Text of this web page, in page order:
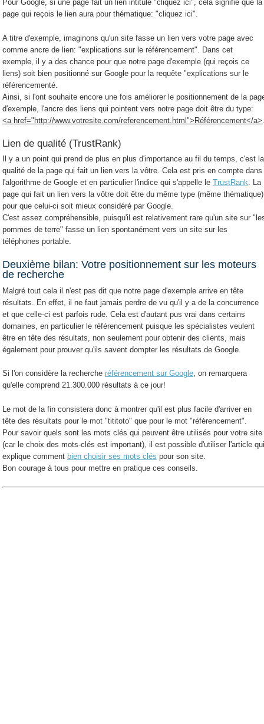
Pour Google, si une page fait un lien intitulé "cliquez ici", cela signifie que la
page qui reçois le lien aura pour thématique: "cliquez ici".
A titre d'exemple, imaginons qu'un site fasse un lien vers votre page avec
comme ancre de lien: "explications sur le référencement". Dans cet
exemple, il y a des chance pour que notre page d'exemple (qui reçois ce
liens) soit bien positionné sur Google pour la requête "explications sur le
référencementé.
Ainsi, si l'ont souhaite encore une fois améliorer le positionnement de la
d'exemple, l'ancre des liens qui pointent vers notre page doit être du type:
<a href="http://www.votresite.com/referencement.html">Référencement</a>
Lien de qualité (TrustRank)
Il y a un point qui prend de plus en plus d'importance au fil du temps, c'est la
qualité de la page qui fait un lien vers la vôtre. Cela est pris en compte dans
l'algorithme de Google et en particulier l'indice qui s'appelle leTrustRank. La
page qui fait un lien vers la vôtre doit être du même type (même thématique)
pour que celui-ci soit mieux considéré par Google.
C'est assez compréhensible, puisqu'il est relativement rare qu'un site sur
pommes de terre" fasse un lien spontanément vers un site sur les
téléphones portable.
Deuxième bilan: Votre positionnement sur les moteurs
de recherche
Malgré tout cela il n'est pas dit que notre page d'exemple arrive en tête
résultats. En effet, il ne faut jamais perdre de vu qu'il y a de la concurrence
et que celle-ci est parfois rude. Cela est d'autant pus vrai dans certains
domaines, en particulier le référencement puisque les spécialistes veulent
être en tête des résultats, non seulement pour obtenir des clients, mais
également pour prouver qu'ils savent dompter les résultats de Google.
Si l'on considère la rechercheréférencement sur Google, on remarquera
qu'elle comprend 21.300.000 résultats à ce jour!
Le mot de la fin consistera donc à montrer qu'il est plus facile d'arriver en
tête des résultats pour le mot "tititoto" que pour le mot "référencement".
Pour savoir quels sont les mots clés qui peuvent être utilisés pour votre site
(car le choix des mots-clés est important), il est possible d'utiliser l'article
explique comment bien choisir ses mots clés pour son site.
Bon courage à tous pour mettre en pratique ces conseils.